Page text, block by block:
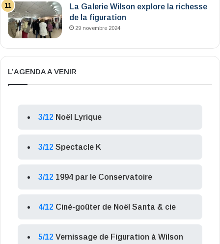
La Galerie Wilson explore la richesse
de la figuration
29 novembre 2024
L’AGENDA A VENIR
3/12 Noël Lyrique
3/12 Spectacle K
3/12 1994 par le Conservatoire
4/12 Ciné-goûter de Noël Santa & cie
5/12 Vernissage de Figuration à Wilson